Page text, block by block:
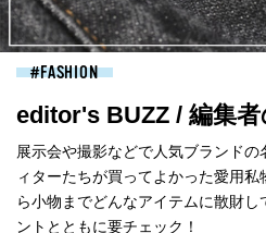
FASHION
editor's BUZZ / 編集
展示会や撮影などで人気ブランド
ィターたちが買ってよかった愛用
ら小物までどんなアイテムに散財
ントとともに要チェック！